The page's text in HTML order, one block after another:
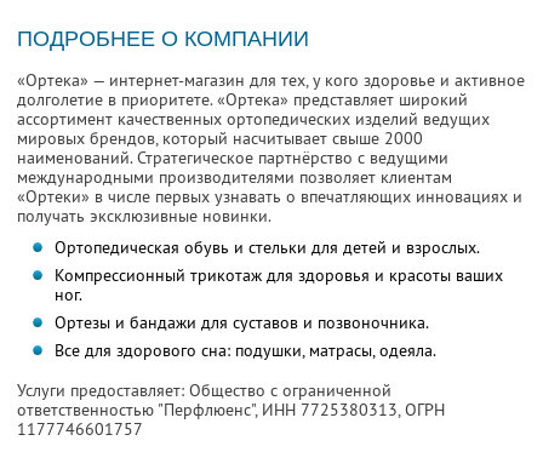
ПОДРОБНЕЕ О КОМПАНИИ
«Ортека» — интернет-магазин для тех, у кого здоровье и активное
долголетие в приоритете. «Ортека» представляет широкий
ассортимент качественных ортопедических изделий ведущих
мировых брендов, который насчитывает свыше 2000
наименований. Стратегическое партнёрство с ведущими
международными производителями позволяет клиентам
«Ортеки» в числе первых узнавать о впечатляющих инновациях и
получать эксклюзивные новинки.
Ортопедическая обувь и стельки для детей и взрослых.
Компрессионный трикотаж для здоровья и красоты ваших
ног.
Ортезы и бандажи для суставов и позвоночника.
Все для здорового сна: подушки, матрасы, одеяла.
Услуги предоставляет: Общество с ограниченной
ответственностью "Перфлюенс", ИНН 7725380313, ОГРН
1177746601757